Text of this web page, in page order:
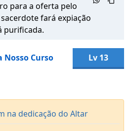
para a oferta pelo
fará expiação
purificada.
Nosso Curso Lv 13
na dedicação do Altar